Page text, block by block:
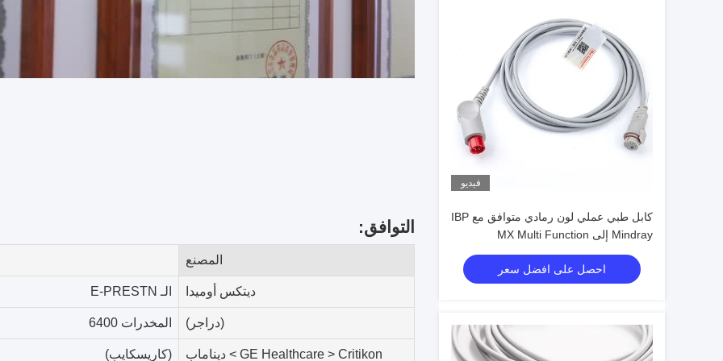
فيديو
كابل طبي عملي لون رمادي متوافق مع IBP
Mindray إلى MX Multi Function
احصل على افضل سعر
التوافق:
المصنع
ديتكس أوميدا الـ E-PRESTN
(دراجر) المخدرات 6400
GE Healthcare > Critikon > ديناماب (كاريسكايب)